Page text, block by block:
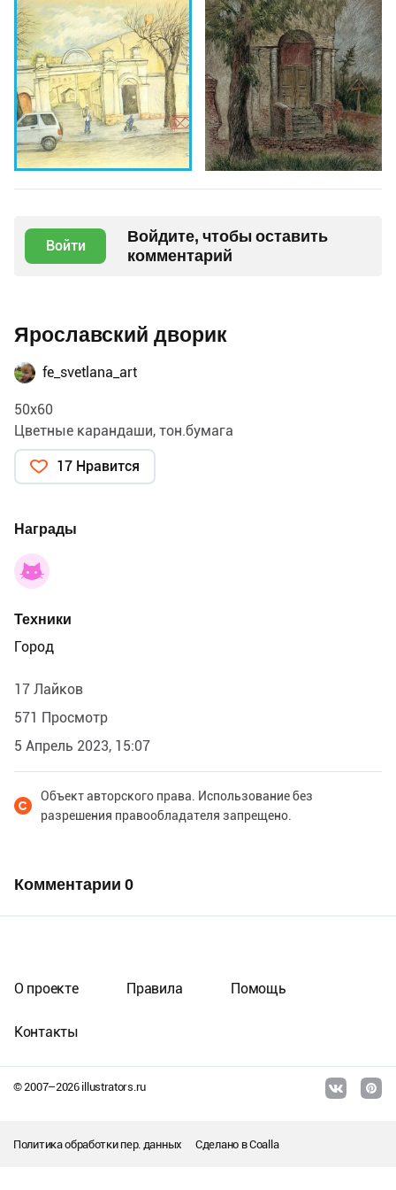
Войти
Войдите, чтобы оставить
комментарий
Ярославский дворик
fe_svetlana_art
50х60
Цветные карандаши, тон.бумага
17 Нравится
Награды
Техники
Город
17 Лайков
571 Просмотр
5 Апрель 2023, 15:07
Объект авторского права. Использование без
разрешения правообладателя запрещено.
Комментарии 0
© 2007–2026illustrators.ru
О проекте Правила Помощь
Контакты
Политика обработки пер. данных Сделано вCoalla